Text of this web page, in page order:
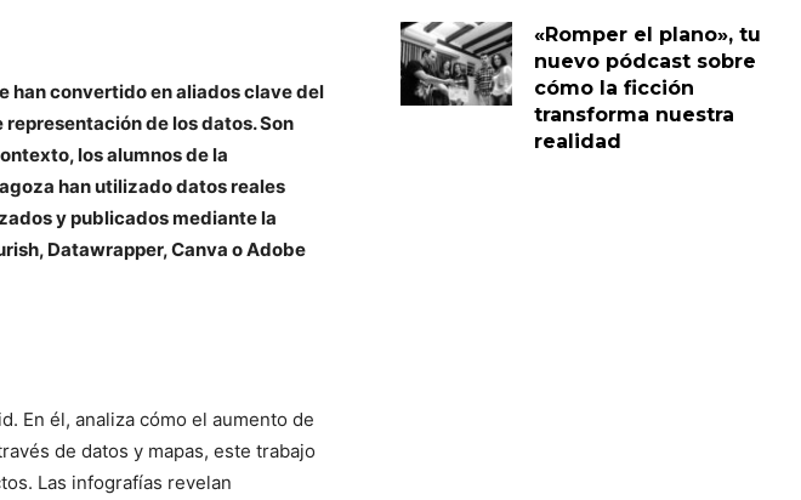
han convertido en aliados clave del
de los datos. Son
los alumnos de la
han utilizado datos reales
y publicados mediante la
Datawrapper, Canva o Adobe
En él, analiza cómo el aumento de
de datos y mapas, este trabajo
Las infografías revelan
«Romper el plano», tu
nuevo pódcast sobre
cómo la ficción
transforma nuestra
realidad